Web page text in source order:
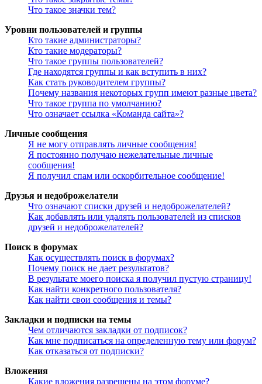
Что такое значки тем?
Уровни пользователей и группы
Кто такие администраторы?
Кто такие модераторы?
Что такое группы пользователей?
Где находятся группы и как вступить в них?
Как стать руководителем группы?
Почему названия некоторых групп имеют разные цвета?
Что такое группа по умолчанию?
Что означает ссылка «Команда сайта»?
Личные сообщения
Я не могу отправлять личные сообщения!
Я постоянно получаю нежелательные личные
сообщения!
Я получил спам или оскорбительное сообщение!
Друзья и недоброжелатели
Что означают списки друзей и недоброжелателей?
Как добавлять или удалять пользователей из списков
друзей и недоброжелателей?
Поиск в форумах
Как осуществлять поиск в форумах?
Почему поиск не дает результатов?
В результате моего поиска я получил пустую страницу!
Как найти конкретного пользователя?
Как найти свои сообщения и темы?
Закладки и подписки на темы
Чем отличаются закладки от подписок?
Как мне подписаться на определенную тему или форум?
Как отказаться от подписки?
Вложения
Какие вложения разрешены на этом форуме?